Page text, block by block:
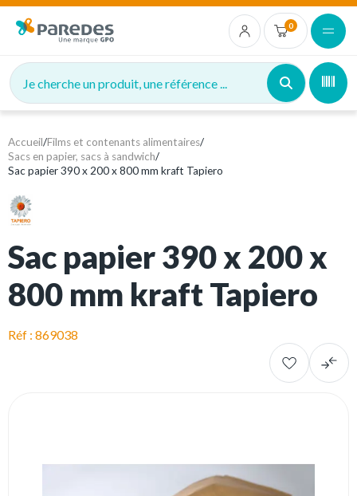
0
Je cherche un produit, une référence ...
Accueil/Films et contenants alimentaires/
Sacs en papier, sacs à sandwich/
Sac papier 390 x 200 x 800 mm kraft Tapiero
Sac papier 390 x 200 x
800 mm kraft Tapiero
Réf : 869038